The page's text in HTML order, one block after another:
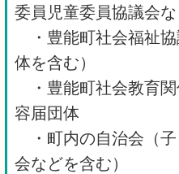
委員児童委員協議会な
・豊能町社会福祉協
体を含む）
・豊能町社会教育関
容届団体
・町内の自治会（子
会などを含む）